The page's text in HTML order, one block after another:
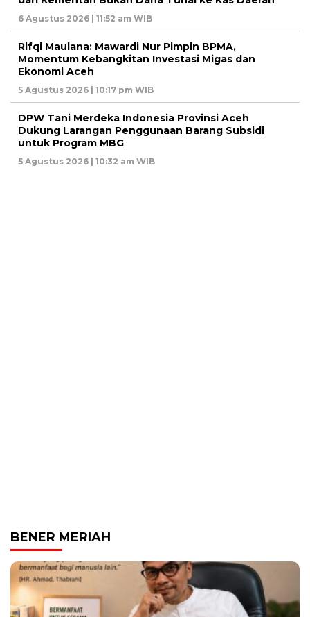
6 Agustus 2026 | 11:52 am WIB
Rifqi Maulana: Mawardi Nur Pimpin BPMA,
Momentum Kebangkitan Investasi Migas dan
Ekonomi Aceh
5 Agustus 2026 | 10:17 pm WIB
DPW Tani Merdeka Indonesia Provinsi Aceh
Dukung Larangan Penggunaan Barang Subsidi
untuk Program MBG
5 Agustus 2026 | 10:32 am WIB
BENER MERIAH